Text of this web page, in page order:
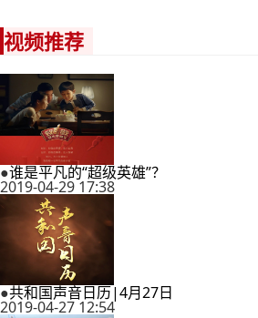
视频推荐
●谁是平凡的“超级英雄”？
2019-04-29 17:38
●共和国声音日历|4月27日
2019-04-27 12:54